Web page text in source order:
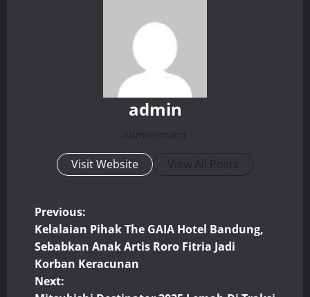
admin
Administrator
Visit Website View All Posts
P
o
s
Previous:
Kelalaian Pihak The GAIA Hotel Bandung,
Sebabkan Anak Artis Roro Fitria Jadi
Korban Keracunan
Next: